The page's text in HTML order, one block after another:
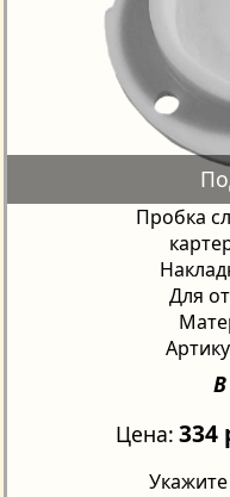
Пробка
Для
Цена 334